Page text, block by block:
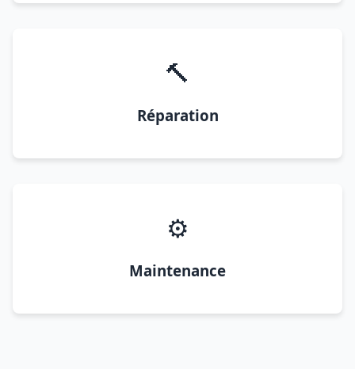
🔨
Réparation
⚙️
Maintenance